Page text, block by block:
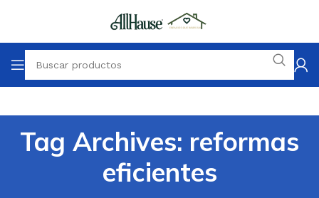
Tag Archives: reformas
eficientes